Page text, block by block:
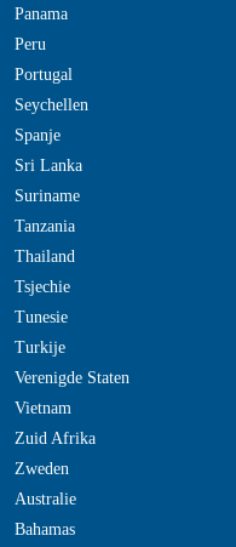
Panama
Peru
Portugal
Seychellen
Spanje
Sri Lanka
Suriname
Tanzania
Thailand
Tsjechie
Tunesie
Turkije
Verenigde Staten
Vietnam
Zuid Afrika
Zweden
Australie
Bahamas